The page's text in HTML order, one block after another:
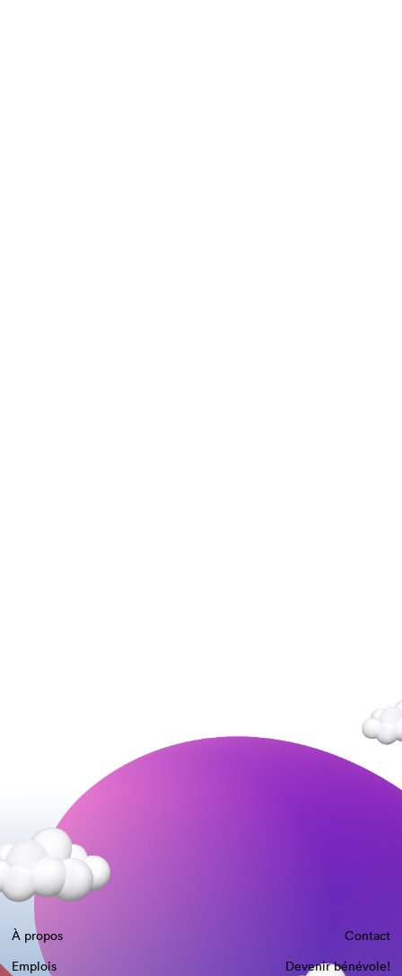
À propos
Contact
Emplois
Devenir bénévole!